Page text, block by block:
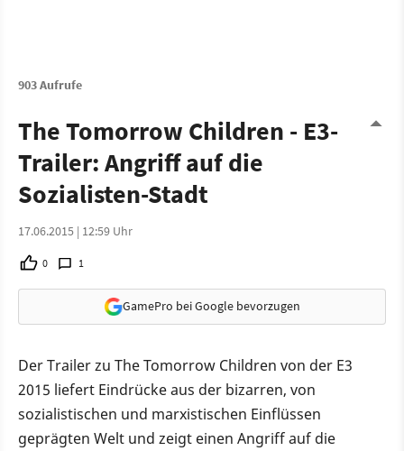
903 Aufrufe
The Tomorrow Children - E3-
Trailer: Angriff auf die
Sozialisten-Stadt
17.06.2015 | 12:59 Uhr
0 1
GamePro bei Google bevorzugen
Der Trailer zu The Tomorrow Children von der E3
2015 liefert Eindrücke aus der bizarren, von
sozialistischen und marxistischen Einflüssen
geprägten Welt und zeigt einen Angriff auf die